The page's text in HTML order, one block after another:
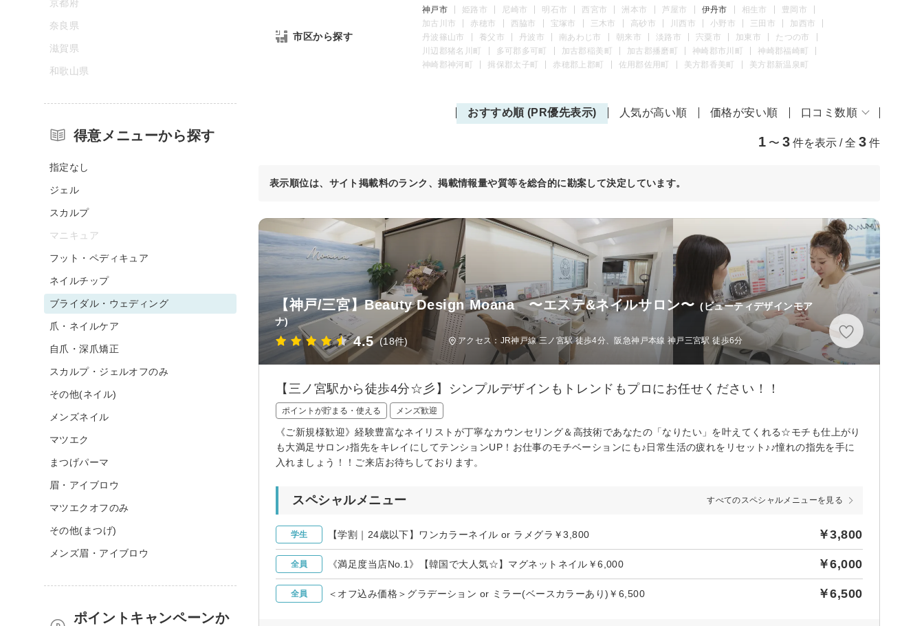
市区から探す
神戸市 姫路市 尼崎市 明石市 西宮市 洲本市 芦屋市 伊丹市 相生市
豊岡市
加古川市
赤穂市 西脇市 宝塚市 三木市 高砂市 川西市 小野市 三田市
加西市
丹波篠山市
養父市 丹波市 南あわじ市 朝来市 淡路市 宍粟市 加東市
たつの市
川辺郡猪名川町
多可郡多可町 加古郡稲美町 加古郡播磨町 神崎郡市川町
神崎郡福崎町
神崎郡神河町
揖保郡太子町 赤穂郡上郡町 佐用郡佐用町 美方郡香美町 美方郡新温泉町
おすすめ順 (PR優先表示) 人気が高い順 価格が安い順 口コミ数順
1 〜 3 件を表示 / 全 3 件
表示順位は、サイト掲載料のランク、掲載情報量や質等を総合的に勘案して決定しています。
【神戸/三宮】Beauty Design Moana 〜エステ&ネイルサロン〜 (ビューティデザインモア
ナ)
4.5 (18件) アクセス：JR神戸線 三ノ宮駅 徒歩4分、阪急神戸本線 神戸三宮駅 徒歩6分
【三ノ宮駅から徒歩4分☆彡】シンプルデザインもトレンドもプロにお任せください！！
ポイントが貯まる・使える メンズ歓迎
《ご新規様歓迎》経験豊富なネイリストが丁寧なカウンセリング＆高技術であなたの「なりたい」を叶えてくれる☆モチも仕上がり
も大満足サロン♪指先をキレイにしてテンションUP！お仕事のモチベーションにも♪日常生活の疲れをリセット♪♪憧れの指先を手に
入れましょう！！ご来店お待ちしております。
スペシャルメニュー すべてのスペシャルメニューを見る
学生 【学割｜24歳以下】ワンカラーネイル or ラメグラ￥3,800 ￥3,800
全員 《満足度当店No.1》【韓国で大人気☆】マグネットネイル￥6,000 ￥6,000
全員 ＜オフ込み価格＞グラデーション or ミラー(ベースカラーあり)￥6,500 ￥6,500
京都府
奈良県
滋賀県
和歌山県
得意メニューから探す
指定なし
ジェル
スカルプ
マニキュア
フット・ペディキュア
ネイルチップ
ブライダル・ウェディング
爪・ネイルケア
自爪・深爪矯正
スカルプ・ジェルオフのみ
その他(ネイル)
メンズネイル
マツエク
まつげパーマ
眉・アイブロウ
マツエクオフのみ
その他(まつげ)
メンズ眉・アイブロウ
ポイントキャンペーンか